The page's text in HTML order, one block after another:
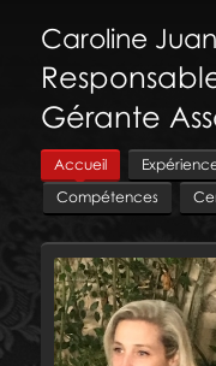
Caroline Juan
Gérante
Accueil
Compétences